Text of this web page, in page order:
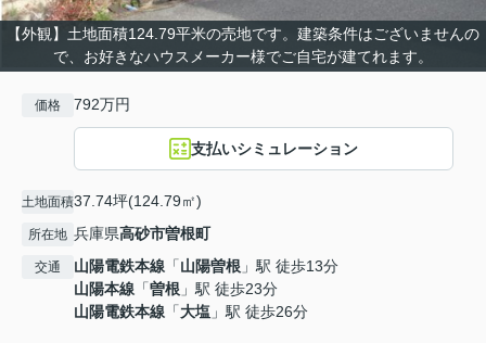
【外観】土地面積124.79平米の売地です。建築条件はございませんの
で、お好きなハウスメーカー様でご自宅が建てれます。
価格 792万円
支払いシミュレーション
土地面積37.74坪(124.79㎡)
所在地 兵庫県高砂市曽根町
交通 山陽電鉄本線 「山陽曽根 」駅 徒歩13分
山陽本線 「曽根 」駅 徒歩23分
山陽電鉄本線 「大塩 」駅 徒歩26分